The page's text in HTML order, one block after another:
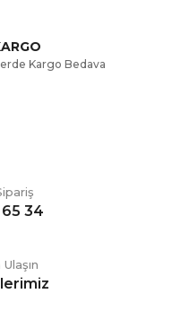
Kargo Bedava
65 34